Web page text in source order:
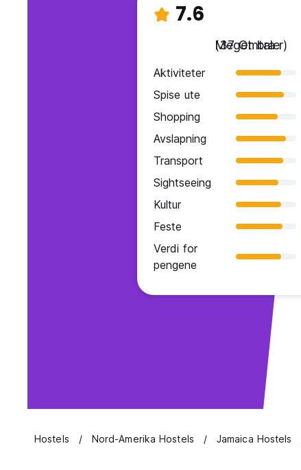
7.6
Meget bra
(37 Omtaler)
Aktiviteter
Spise ute
Shopping
Avslapning
Transport
Sightseeing
Kultur
Feste
Verdi for
pengene
Hostels Nord-Amerika Hostels Jamaica Hostels